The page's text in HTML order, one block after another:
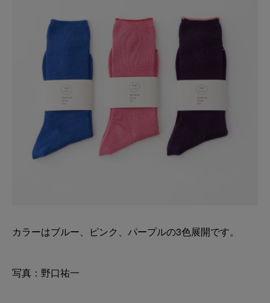
カラーはブルー、ピンク、パープルの3色展開です。
写真：野口祐一